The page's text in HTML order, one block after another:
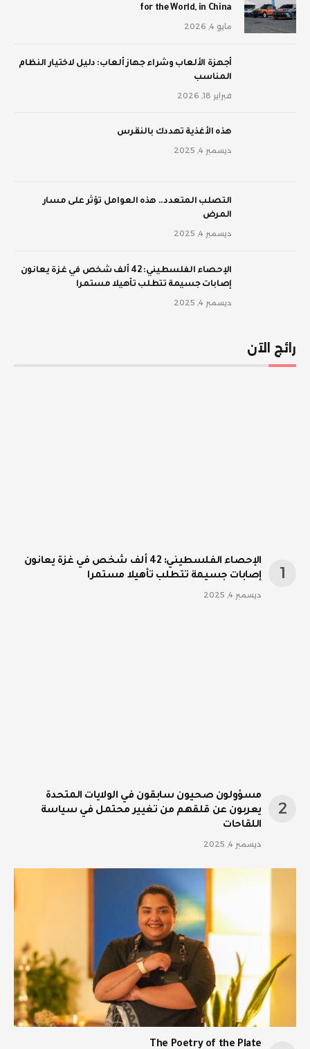
for the World, in China
مايو 4, 2026
أجهزة الألعاب وشراء جهاز ألعاب: دليل لاختيار النظام
المناسب
فبراير 18, 2026
‫هذه الأغذية تهددك بالنقرس
ديسمبر 4, 2025
‫التصلب المتعدد.. هذه العوامل تؤثر على مسار
المرض
ديسمبر 4, 2025
الإحصاء الفلسطيني: 42 ألف شخص في غزة يعانون
إصابات جسيمة تتطلب تأهيلا مستمرا
ديسمبر 4, 2025
رائج الآن
الإحصاء الفلسطيني: 42 ألف شخص في غزة يعانون
إصابات جسيمة تتطلب تأهيلا مستمرا
ديسمبر 4, 2025
مسؤولون صحيون سابقون في الولايات المتحدة
يعربون عن قلقهم من تغيير محتمل في سياسة
اللقاحات
ديسمبر 4, 2025
The Poetry of the Plate